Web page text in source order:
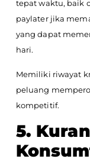
tepat waktu, baik
paylater jika
yang dapat
hari.
Memiliki riwayat
peluang
kompetitif.
5.